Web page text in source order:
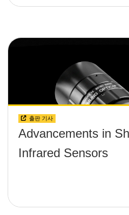
출판 기사
Advancements in
Infrared Sensors